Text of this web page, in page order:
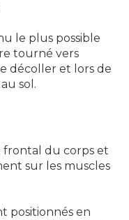
le plus possible
tourné vers
décoller et lors de
sol.
frontal du corps et
sur les muscles
positionnés en